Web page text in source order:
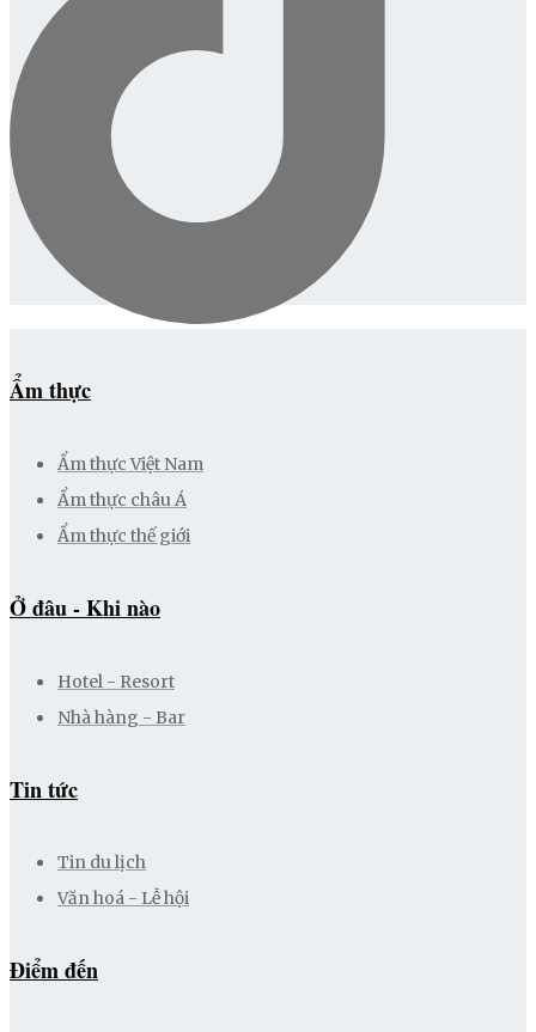
Ẩm thực
Ẩm thực Việt Nam
Ẩm thực châu Á
Ẩm thực thế giới
Ở đâu - Khi nào
Hotel - Resort
Nhà hàng - Bar
Tin tức
Tin du lịch
Văn hoá - Lễ hội
Điểm đến